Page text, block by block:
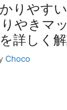
かりやす
やきマ
詳しく解
Choco